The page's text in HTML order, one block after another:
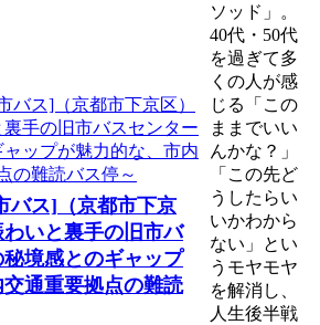
バス]（京都市下京
いと裏手の旧市バ
境感とのギャップ
通重要拠点の難読
ソッド」。
40代・50代
を過ぎて多
くの人が感
じる「この
ままでいい
んかな？」
「この先ど
うしたらい
いかわから
ない」とい
うモヤモヤ
を解消し、
人生後半戦